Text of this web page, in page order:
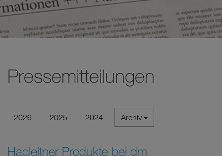
Pressemitteilungen
2026 2025 2024 Archiv
Hagleitner Produkte bei dm